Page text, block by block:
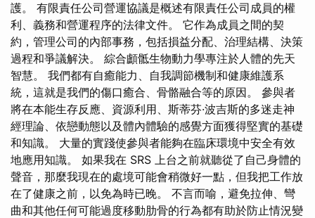
護。 有限責任公司營運協議是概述有限責任公司成員的權
利、義務和營運程序的法律文件。 它作為成員之間的契
約，管理公司的內部事務，包括損益分配、治理結構、決策
過程和爭議解決。 綜合顱骶生物動力學專注於人體的先天
智慧。 我們都有自癒能力、自我調節機制和健康維護系
統，這就是我們的傷口癒合、骨骼融合等的原因。 參與者
將在本能生存反應、資源利用、斯蒂芬·波吉斯的多迷走神
經理論、依戀動態以及體內體驗的感覺方面獲得堅實的基礎
和知識。 大量的實踐使參與者能夠在臨床環境中安全有效
地應用知識。 如果我在 SRS 上台之前就聽從了自己身體的
聲音，那麼我現在的處境可能會稍微好一點，但我把工作放
在了健康之前，以免為時已晚。 不言而喻，避免拉伸、彎
曲和其他任何可能過度移動肋骨的行為都有助於防止情況變